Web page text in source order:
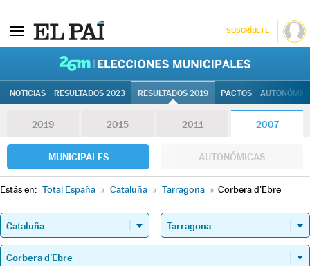
SUSCRÍBETE
NOTICIAS RESULTADOS 2023 RESULTADOS 2019 PACTOS
2019 2015 2011 2007
MUNICIPALES AUTONÓMICAS
Estás en: Total España » Cataluña » Tarragona » Corbera d'Ebre